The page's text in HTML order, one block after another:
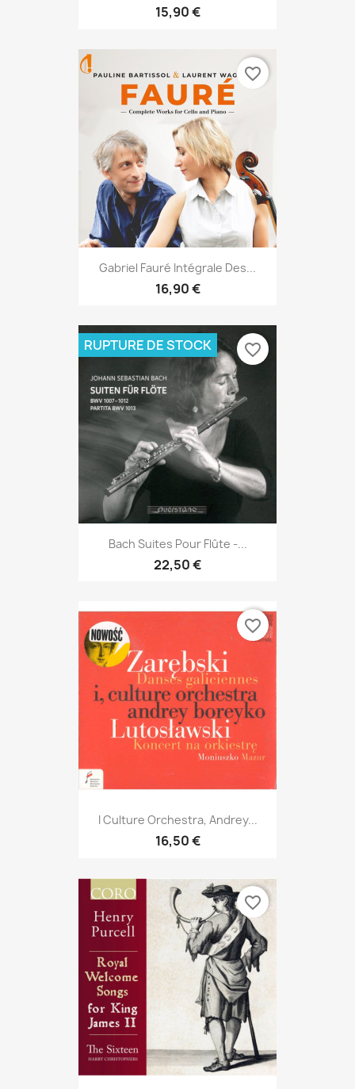
15,90 €
Gabriel Fauré Intégrale Des...
16,90 €
favorite_border
Bach Suites Pour Flûte -...
22,50 €
RUPTURE DE STOCK favorite_border
I Culture Orchestra, Andrey...
16,50 €
favorite_border
favorite_border